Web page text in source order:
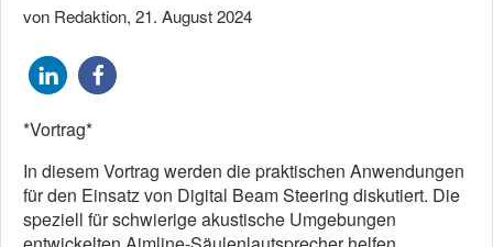
von Redaktion, 21. August 2024
*Vortrag*
In diesem Vortrag werden die praktischen Anwendungen
für den Einsatz von Digital Beam Steering diskutiert. Die
speziell für schwierige akustische Umgebungen